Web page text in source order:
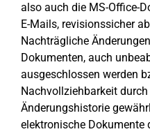
also auch die MS-Office-
E-Mails, revisionssicher
Nachträgliche
Dokumenten, auch
ausgeschlossen werden
Nachvollziehbarkeit
Änderungshistorie
elektronische Dokumente